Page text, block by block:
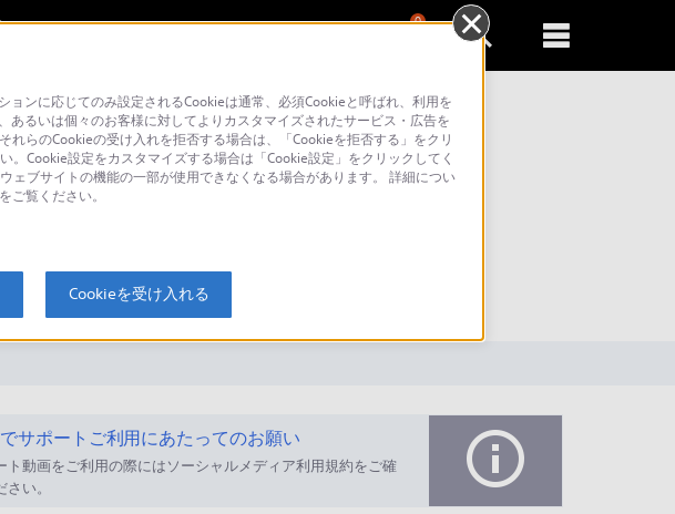
0
検索
サポートご利用にあたってのお願い
ト動画をご利用の際にはソーシャルメディア利用規約をご確
い。
ンに応じてのみ設定されるCookieは通常、必須Cookieと呼ばれ、利用を
るいは個々のお客様に対してよりカスタマイズされたサービス・広告を
らのCookieの受け入れを拒否する場合は、「Cookieを拒否する」をクリ
Cookie設定をカスタマイズする場合は「Cookie設定」をクリックしてく
ェブサイトの機能の一部が使用できなくなる場合があります。 詳細につい
覧ください。
Cookieを受け入れる